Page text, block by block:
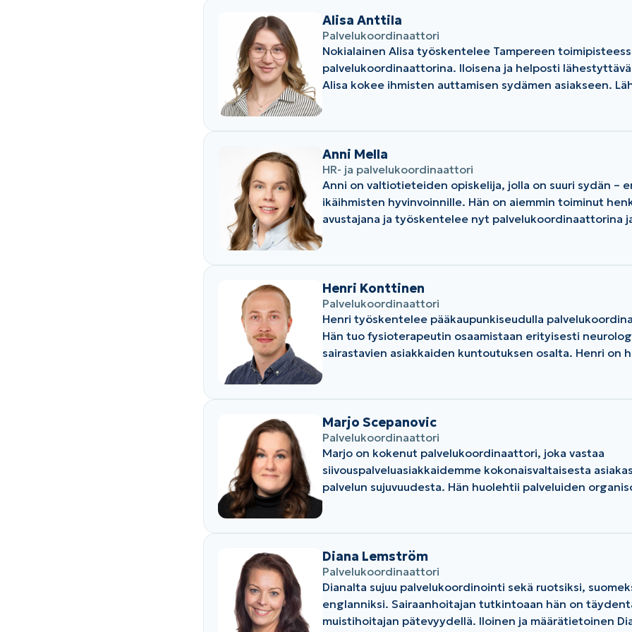
vaan heillä on tarinoita ja tarpeita, jotka ansaitsevat tulla
sama ajatus on kantanut Sampsaa myös myyntityössään: ”Asiakas ei ole
vain asiakas, vaan henkilö, jolla on omat haasteet ja
ihmiseltä ihmiselle – se on koko prosessin sydän.”
Alisa Anttila
Palvelukoordinaattori
Nokialainen Alisa työskentelee Tampereen
palvelukoordinaattorina. Iloisena ja helposti
Alisa kokee ihmisten auttamisen sydämen asiakseen.
Anni Mella
HR- ja palvelukoordinaattori
Anni on valtiotieteiden opiskelija, jolla on suuri sydän –
ikäihmisten hyvinvoinnille. Hän on aiemmin toiminut
avustajana ja työskentelee nyt palvelukoordinaattorina
ovat Annille sydämenasia.
Henri Konttinen
Palvelukoordinaattori
Henri työskentelee pääkaupunkiseudulla
Hän tuo fysioterapeutin osaamistaan erityisesti
sairastavien asiakkaiden kuntoutuksen osalta. Henri on
persoona. Olemme iloisia saadessamme hänet osaksi
Seniorihoivan tiimiä!
Marjo Scepanovic
Palvelukoordinaattori
Marjo on kokenut palvelukoordinaattori, joka vastaa
siivouspalveluasiakkaidemme kokonaisvaltaisesta
palvelun sujuvuudesta. Hän huolehtii palveluiden
työotteesta, mikä tekee hänestä tärkeän tukipilarin
Diana Lemström
Palvelukoordinaattori
Dianalta sujuu palvelukoordinointi sekä ruotsiksi,
englanniksi. Sairaanhoitajan tutkintoaan hän on
muistihoitajan pätevyydellä. Iloinen ja määrätietoinen